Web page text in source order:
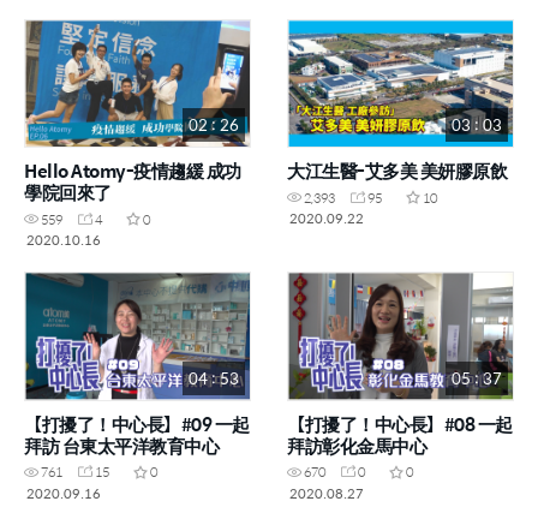
02 : 26
Hello Atomy-疫情趨緩 成功
學院回來了
559 4
0
2020.10.16
03 : 03
大江生醫-艾多美 美妍膠原飲
2,393 95
10
2020.09.22
04 : 53
【打擾了！中心長】#09 一起
拜訪 台東太平洋教育中心
761 15
0
2020.09.16
05 : 37
【打擾了！中心長】#08 一起
拜訪彰化金馬中心
670 0
0
2020.08.27